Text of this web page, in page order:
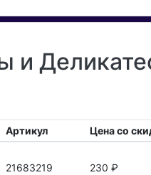
и
Артикул Цена со
21683219 230 ₽